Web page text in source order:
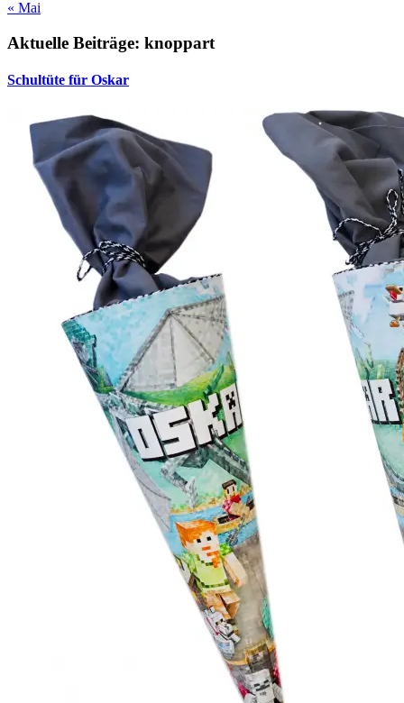
« Mai
Aktuelle Beiträge: knoppart
Schultüte für Oskar